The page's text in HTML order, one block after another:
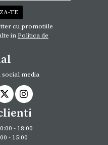
cu promotiile
inPolitica de
media
- 18:00
- 15:00